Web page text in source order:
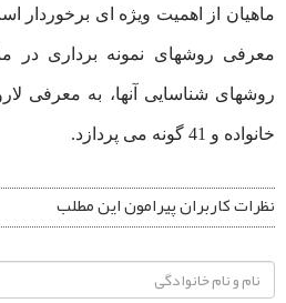
ماهیان از اهمیت ویژه ای برخوردار
معرفی روشهای نمونه‌ برداری در
خانواده و 41 گونه می پردازد.
نظرات کاربران پیرامون این مطلب